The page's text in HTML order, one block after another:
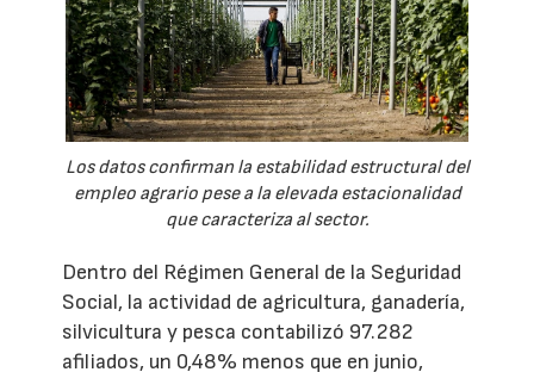
Los datos confirman la estabilidad estructural del
empleo agrario pese a la elevada estacionalidad
que caracteriza al sector.
Dentro del Régimen General de la Seguridad
Social, la actividad de agricultura, ganadería,
silvicultura y pesca contabilizó 97.282
afiliados, un 0,48% menos que en junio,